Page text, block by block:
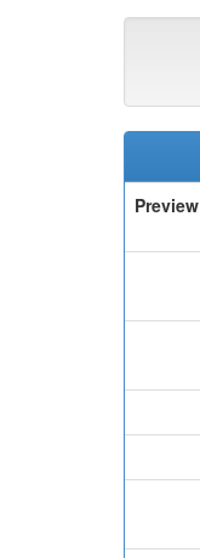
Preview